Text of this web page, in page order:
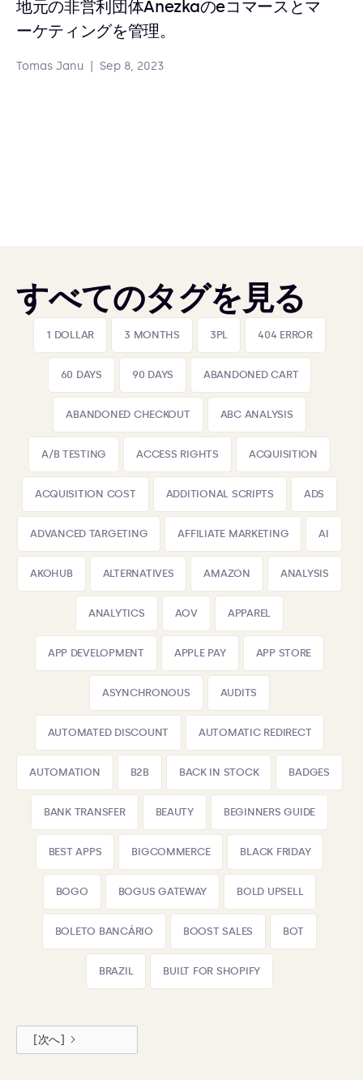
地元の非営利団体Anezkaのeコマースとマ
ーケティングを管理。
Tomas Janu Sep 8, 2023
すべてのタグを見る
1 DOLLAR 3 MONTHS 3PL 404 ERROR
60 DAYS 90 DAYS ABANDONED CART
ABANDONED CHECKOUT ABC ANALYSIS
A/B TESTING ACCESS RIGHTS ACQUISITION
ACQUISITION COST ADDITIONAL SCRIPTS ADS
ADVANCED TARGETING AFFILIATE MARKETING AI
AKOHUB ALTERNATIVES AMAZON ANALYSIS
ANALYTICS AOV APPAREL
APP DEVELOPMENT APPLE PAY APP STORE
ASYNCHRONOUS AUDITS
AUTOMATED DISCOUNT AUTOMATIC REDIRECT
AUTOMATION B2B BACK IN STOCK BADGES
BANK TRANSFER BEAUTY BEGINNERS GUIDE
BEST APPS BIGCOMMERCE BLACK FRIDAY
BOGO BOGUS GATEWAY BOLD UPSELL
BOLETO BANCÁRIO BOOST SALES BOT
BRAZIL BUILT FOR SHOPIFY
[次へ]